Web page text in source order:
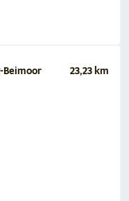
Beimoor 23,23 km